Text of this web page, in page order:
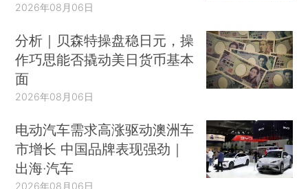
2026年08月06日
分析｜贝森特操盘稳日元，操
作巧思能否撬动美日货币基本
面
2026年08月06日
电动汽车需求高涨驱动澳洲车
市增长 中国品牌表现强劲｜
出海·汽车
2026年08月06日